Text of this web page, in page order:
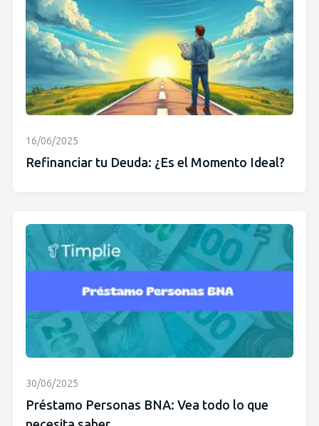
16/06/2025
Refinanciar tu Deuda: ¿Es el Momento Ideal?
30/06/2025
Préstamo Personas BNA: Vea todo lo que